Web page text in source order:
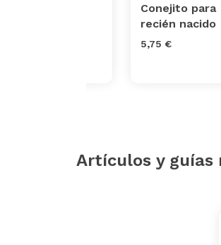
Conejito para
recién nacido
5,75 €
Artículos y guías